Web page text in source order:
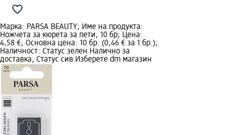
Марка: PARSA BEAUTY; Име на продукта:
Ножчета за кюрета за пети, 10 бр; Цена:
4,58 €; Основна цена: 10 бр. (0,46 € за 1 бр.);
Наличност: Статус зелен Налично за
доставка, Статус сив Изберете dm магазин